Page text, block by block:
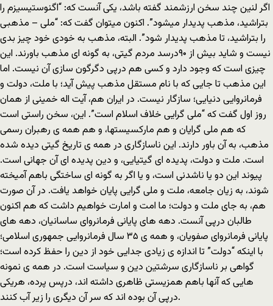
اگر لنین چند سخن ارزشمند گفته باشد، یکی آنست که: “اگنوستیسیزم را
بتراشید، مذهب پدیدار میشود”. اکنون میتوان گفت که: “ملی – مذهبی
را بتراشید، تا مذهب پدیدار شود”. البته، مذهب به خودی خود چیز بدی
نیست و شاید بیش از ۹۰درسد مردم گیتی، به گونه ای مذهب باورند. این
چیزی است که وجود دارد و کسی هم درپی دگرگون سازی آن نیست. اما
این مذهب تا جایی که با نام مستقل مذهب پیش آید؛ با ملت، دولت و
فرمانروایی دنیایی؛ سازگار نیست. در ایران هم، آیت اله خمینی از همان
روز اول گفت که “ملی گرایی خلاف اسلام است”. این، سخن راستی است
که هم ملی گرایان و هم مارکسیستها، و هم همه ی رهبران رسمی
مذهب، به آن باور دارند. این ناسازگاری در همه ی تاریخ گیتی دیده شده
است. ملت و دولت، پدیده ای گیتیایی، و دین پدیده ای آن جهانی است.
پیوند این دو یا ناشدنی است، و یا اگر به گونه ای ساختگی باهم آمیخته
شوند، به زیان جامعه، ملت و ملی گرایی پایان خواهد یافت. در آن صورت
هم، به جای ملت و دولت؛ ما امت و امارت خواهیم داشت که هم اکنون
طالبان درپی آنست. دهه های پایانی فرمانروای ساسانیان، دهه های
پایانی فرمانروای صفویان، و همه ی ٣۵ سال فرمانروایی جمهوری اسلامی؛
با اینکه “دولت” تا اندازه ی زیادی جدایی خود از دین را حفظ کرده است؛
گواهی بر ناسازگاری سرشتین دین و سیاست است. در همه ی نمونه
هایی که آنها باهم همزیستی ظاهری داشته اند، درپس پرده، هریکی
درپی آن بوده اند که سر آن دیگری را زیر آب کنند.